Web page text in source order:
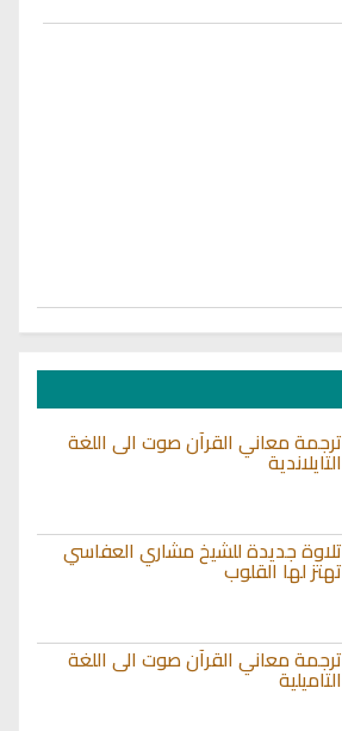
ترجمة معاني القرآن صوت الى اللغة
التايلاندية
تلاوة جديدة للشيخ مشاري العفاسي
تهتز لها القلوب
ترجمة معاني القرآن صوت الى اللغة
التاميلية